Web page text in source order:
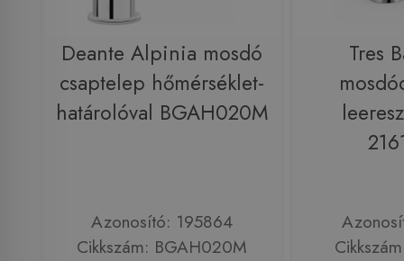
Deante Alpinia mosdó
csaptelep hőmérséklet-
határolóval BGAH020M
Azonosító: 195864
Cikkszám: BGAH020M
Tres